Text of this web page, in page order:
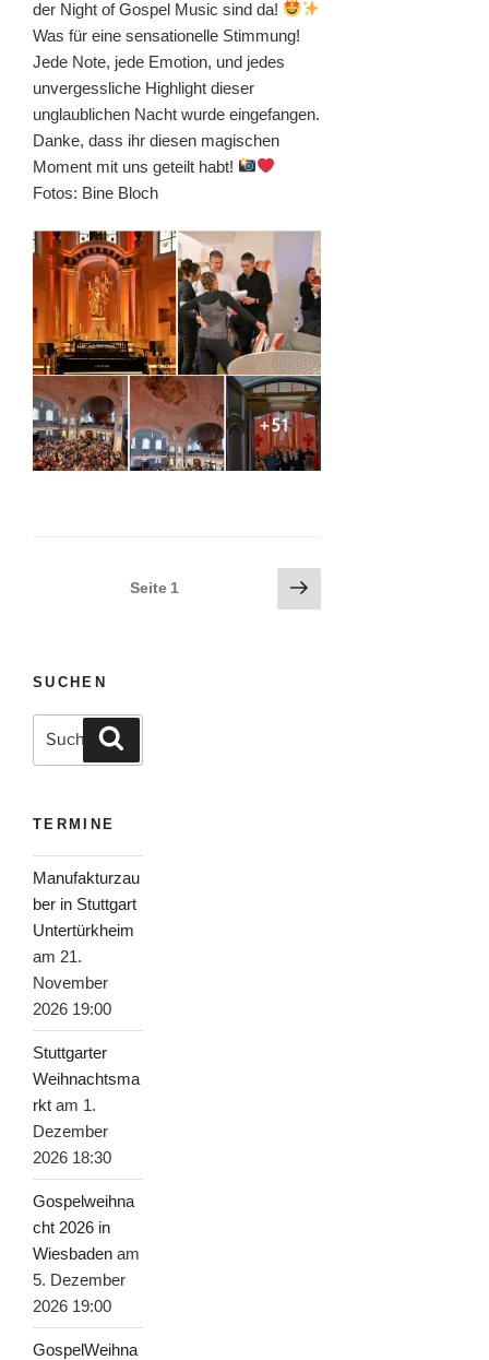
der Night of Gospel Music sind da!
Was für eine sensationelle Stimmung!
Jede Note, jede Emotion, und jedes
unvergessliche Highlight dieser
unglaublichen Nacht wurde eingefangen.
Danke, dass ihr diesen magischen
Moment mit uns geteilt habt!
Fotos: Bine Bloch
Seitennummerierung
Seite 1
Nächste
Seite
SUCHEN
nach:
TERMINE
Manufakturzau
ber in Stuttgart
Untertürkheim
am 21.
November
2026 19:00
Stuttgarter
Weihnachtsma
rkt am 1.
Dezember
2026 18:30
Gospelweihna
cht 2026 in
Wiesbaden am
5. Dezember
2026 19:00
GospelWeihna